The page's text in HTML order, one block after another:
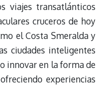
viajes transatlánticos
cruceros de hoy
el Costa Smeralda y
ciudades inteligentes
innovar en la forma de
experiencias